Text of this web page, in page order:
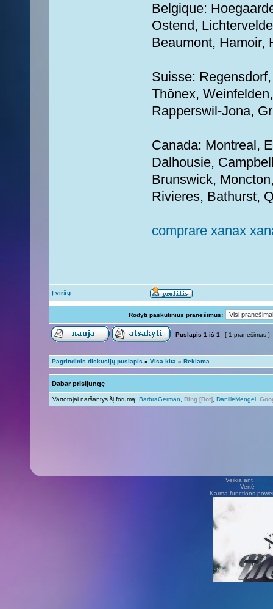
Belgique:
Ostend,
Beaumont, Hamoir,
Suisse:
Thônex,
Rapperswil-Jona,
Canada: Montreal,
Dalhousie,
Brunswick,
Rivieres, Bathurst,
comprare xanax
Į viršų
Rodyti paskutinius pranešimus:
Puslapis 1 iš 1 [ 1 pranešimas ]
Pagrindinis diskusijų puslapis » Visa kita » Reklama
Dabar prisijungę
Vartotojai naršantys šį forumą: BarbraGerman Bing [Bot] DanilleMengel
Veikia ant
Vertė Vilius
Karma functions